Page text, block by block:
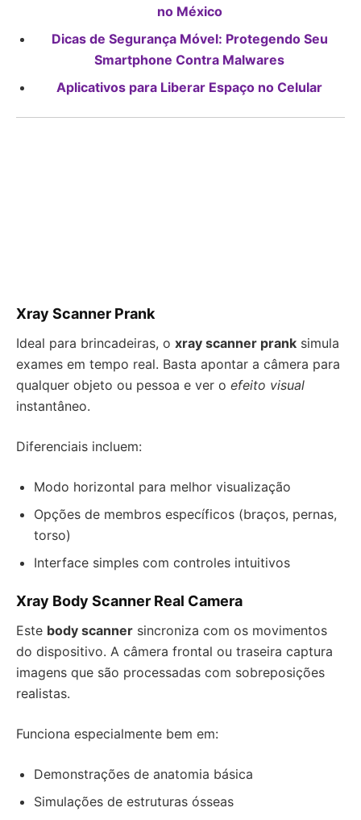
no México
Dicas de Segurança Móvel: Protegendo Seu
Smartphone Contra Malwares
Aplicativos para Liberar Espaço no Celular
Xray Scanner Prank
Ideal para brincadeiras, o xray scanner prank simula
exames em tempo real. Basta apontar a câmera para
qualquer objeto ou pessoa e ver o efeito visual
instantâneo.
Diferenciais incluem:
Modo horizontal para melhor visualização
Opções de membros específicos (braços, pernas,
torso)
Interface simples com controles intuitivos
Xray Body Scanner Real Camera
Este body scanner sincroniza com os movimentos
do dispositivo. A câmera frontal ou traseira captura
imagens que são processadas com sobreposições
realistas.
Funciona especialmente bem em:
Demonstrações de anatomia básica
Simulações de estruturas ósseas